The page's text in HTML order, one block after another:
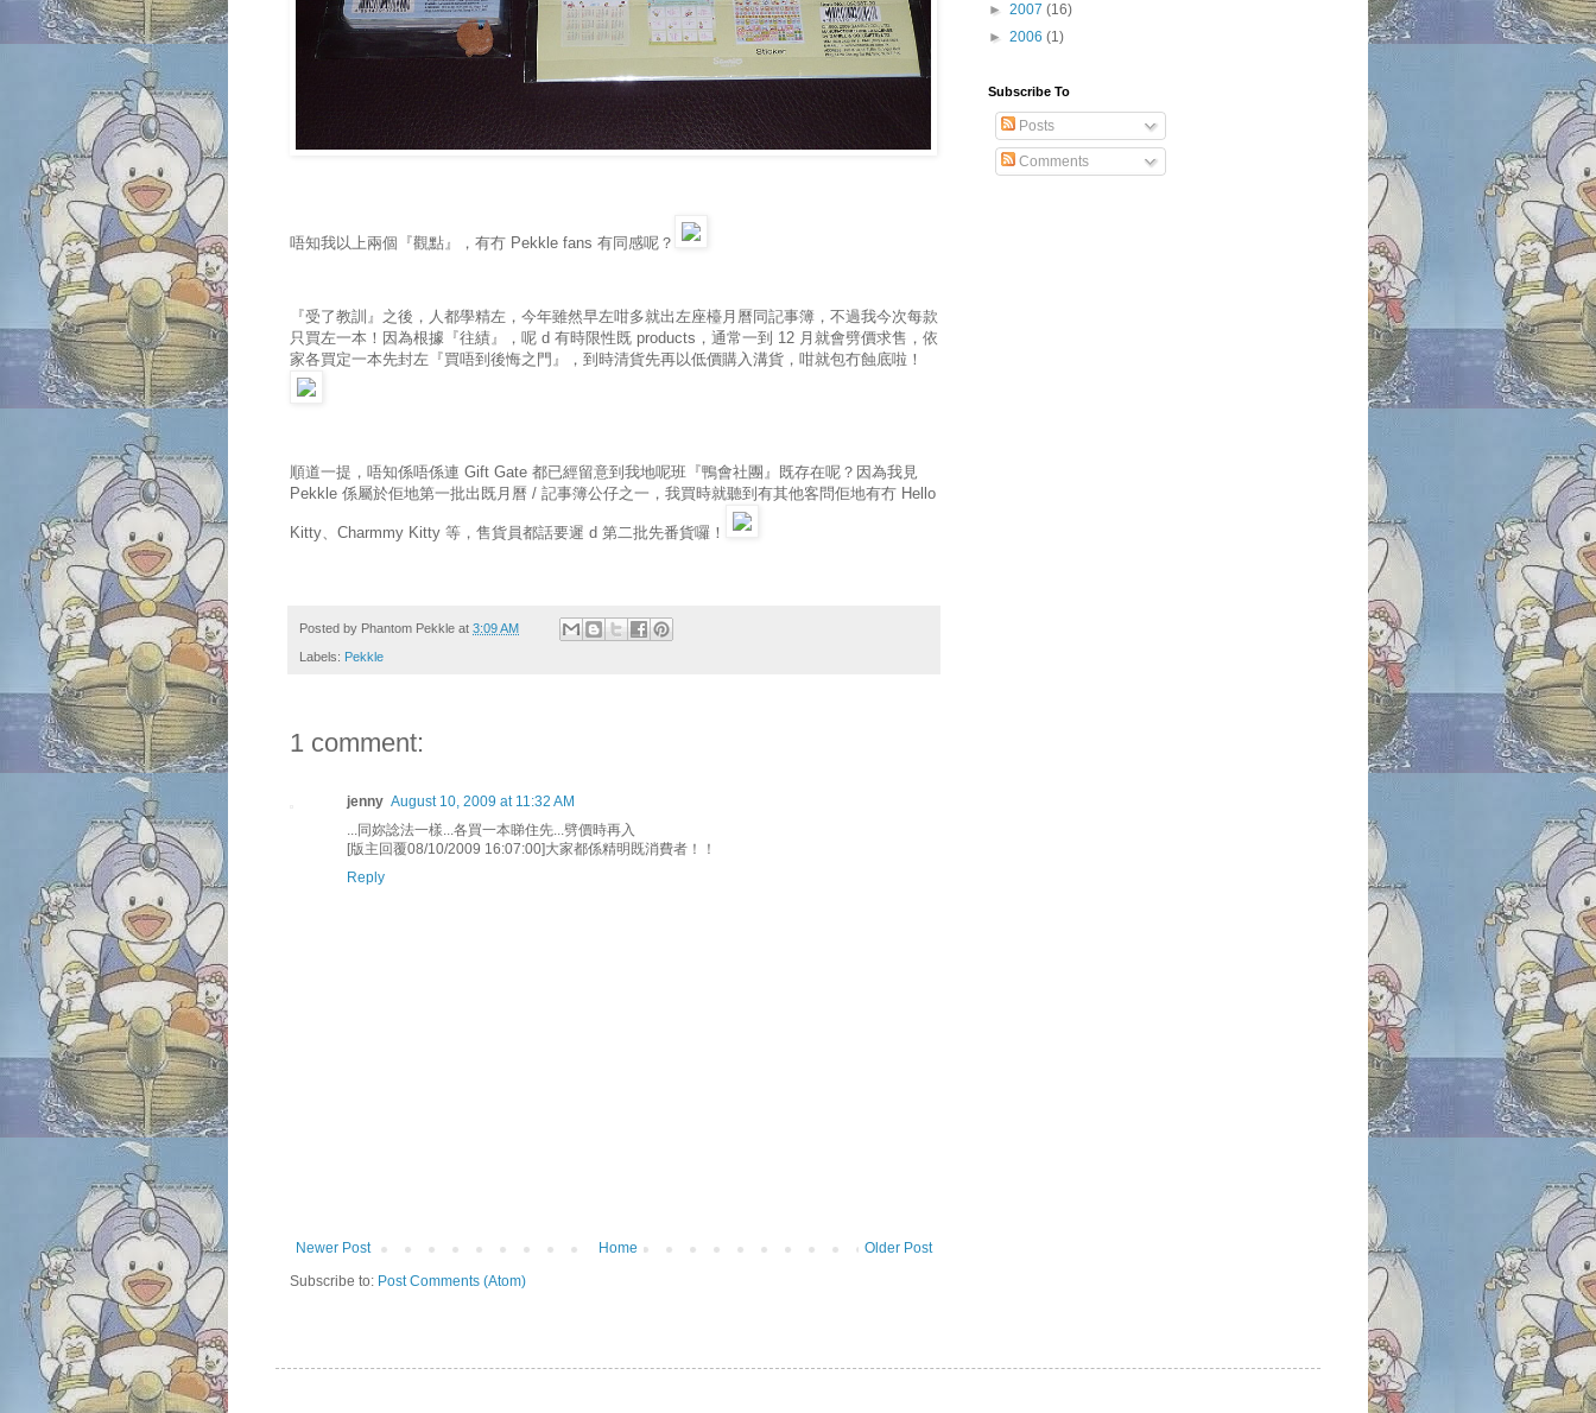
唔知我以上兩個『觀點』，有冇 Pekkle fans 有同感呢？
『受了教訓』之後，人都學精左，今年雖然早左咁多就出左座檯月曆同記事簿，不過我今次每款
只買左一本！因為根據『往績』，呢 d 有時限性既 products，通常一到 12 月就會劈價求售，依
家各買定一本先封左『買唔到後悔之門』，到時清貨先再以低價購入溝貨，咁就包冇蝕底啦！
順道一提，唔知係唔係連 Gift Gate 都已經留意到我地呢班『鴨會社團』既存在呢？因為我見
Pekkle 係屬於佢地第一批出既月曆 / 記事簿公仔之一，我買時就聽到有其他客問佢地有冇 Hello
Kitty、Charmmy Kitty 等，售貨員都話要遲 d 第二批先番貨囉！
Posted by Phantom Pekkle at 3:09 AM
Labels: Pekkle
1 comment:
jenny August 10, 2009 at 11:32 AM
...同妳諗法一樣...各買一本睇住先...劈價時再入
[版主回覆08/10/2009 16:07:00]大家都係精明既消費者！！
Reply
Newer Post Older Post
Home
Subscribe to: Post Comments (Atom)
► 2007 (16)
► 2006 (1)
Subscribe To
Posts
Comments